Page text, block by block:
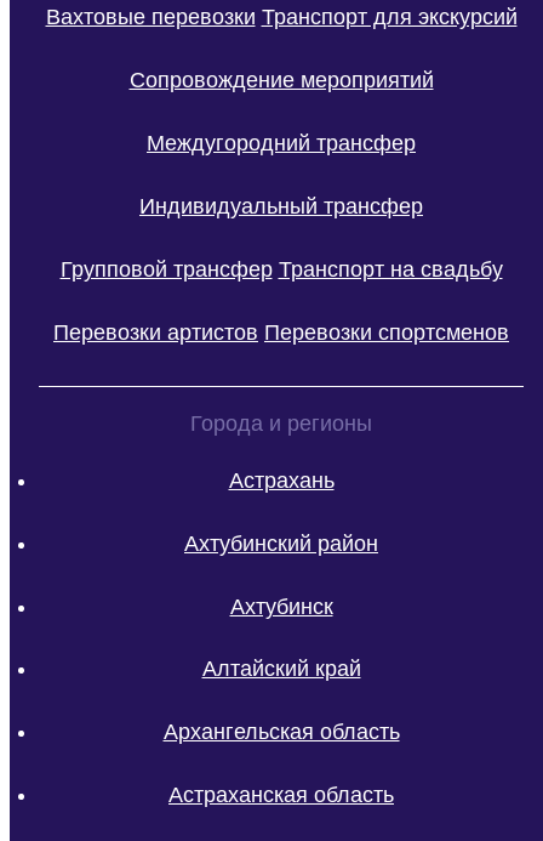
Вахтовые перевозки Транспорт для экскурсий
Сопровождение мероприятий
Междугородний трансфер
Индивидуальный трансфер
Групповой трансфер Транспорт на свадьбу
Перевозки артистов Перевозки спортсменов
Города и регионы
Астрахань
Ахтубинский район
Ахтубинск
Алтайский край
Архангельская область
Астраханская область